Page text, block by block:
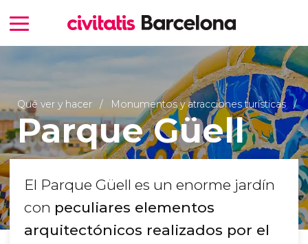
Qué ver y hacer Monumentos y atracciones turísticas
Parque Güell
El Parque Güell es un enorme jardín
con peculiares elementos
arquitectónicos realizados por el